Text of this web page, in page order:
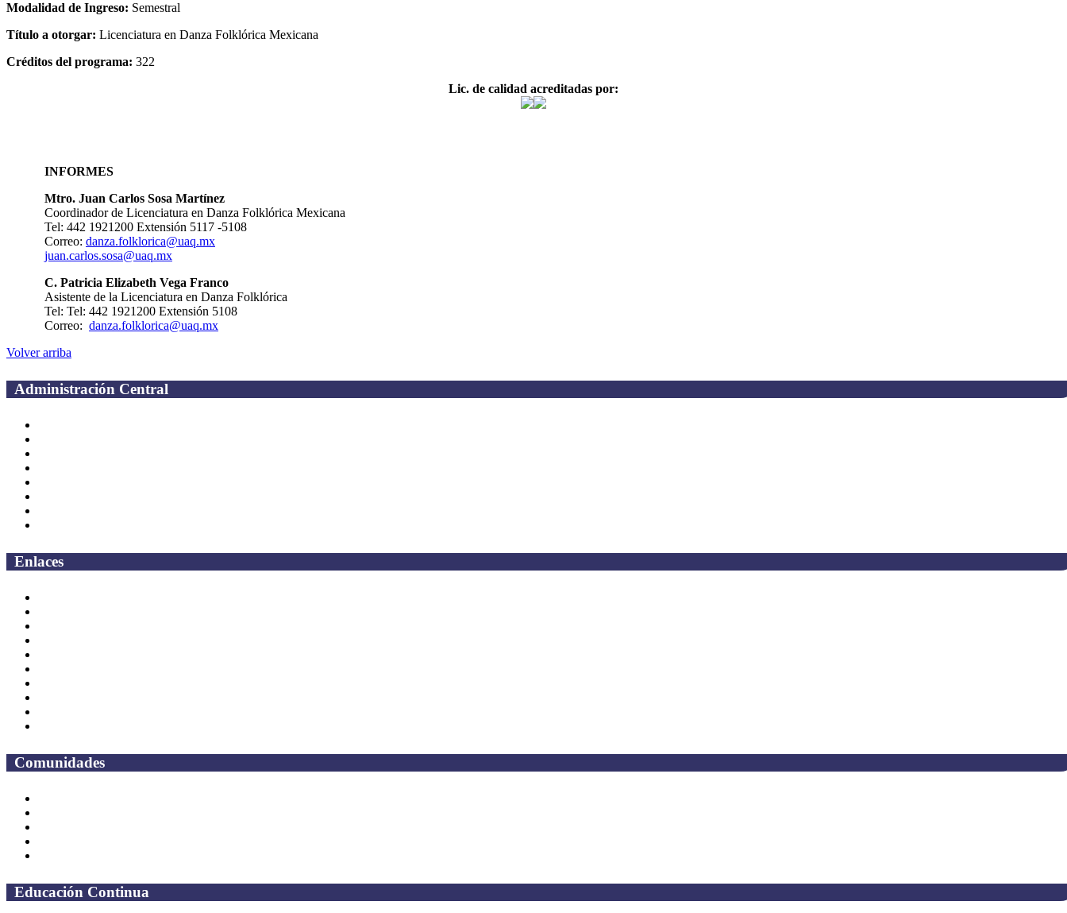
Modalidad de Ingreso: Semestral
Título a otorgar: Licenciatura en Danza Folklórica Mexicana
Créditos del programa: 322
Lic. de calidad acreditadas por:
INFORMES
Mtro. Juan Carlos Sosa Martínez
Coordinador de Licenciatura en Danza Folklórica Mexicana
Tel: 442 1921200 Extensión 5117 -5108
Correo: danza.folklorica@uaq.mx
juan.carlos.sosa@uaq.mx
C. Patricia Elizabeth Vega Franco
Asistente de la Licenciatura en Danza Folklórica
Tel: Tel: 442 1921200 Extensión 5108
Correo: danza.folklorica@uaq.mx
Volver arriba
Administración Central
Enlaces
Comunidades
Educación Continua